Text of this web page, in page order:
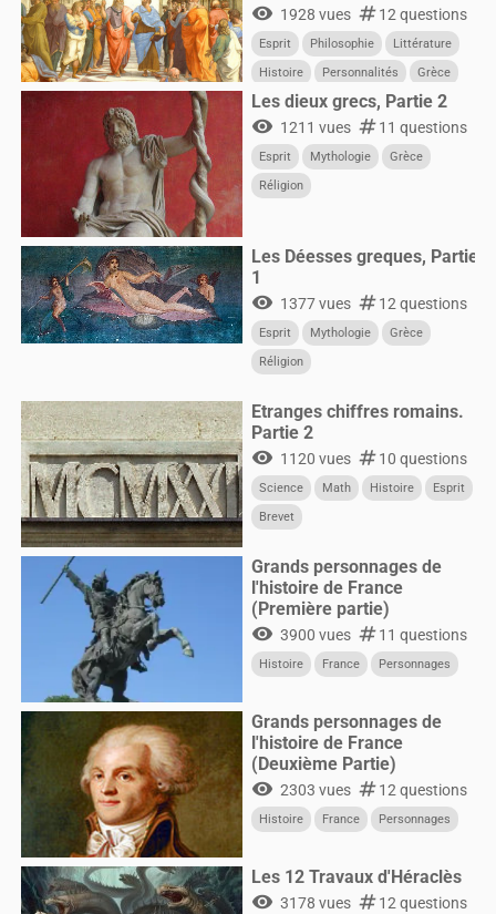
visibility 1928 vues numbers12 questions
Esprit Philosophie
Littérature
Histoire
Personnalités Grèce
Les dieux grecs, Partie 2
visibility 1211 vues numbers11 questions
Esprit Mythologie
Grèce
Réligion
Les Déesses greques, Partie
1
visibility 1377 vues numbers12 questions
Esprit Mythologie
Grèce
Réligion
Etranges chiffres romains.
Partie 2
visibility 1120 vues numbers10 questions
Science Math Histoire
Esprit
Brevet
Grands personnages de
l'histoire de France
(Première partie)
visibility 3900 vues numbers11 questions
Histoire France Personnages
Grands personnages de
l'histoire de France
(Deuxième Partie)
visibility 2303 vues numbers12 questions
Histoire France Personnages
Les 12 Travaux d'Héraclès
visibility 3178 vues numbers12 questions